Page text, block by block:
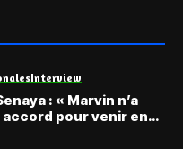
Interview
: « Marvin n’a
accord pour venir en